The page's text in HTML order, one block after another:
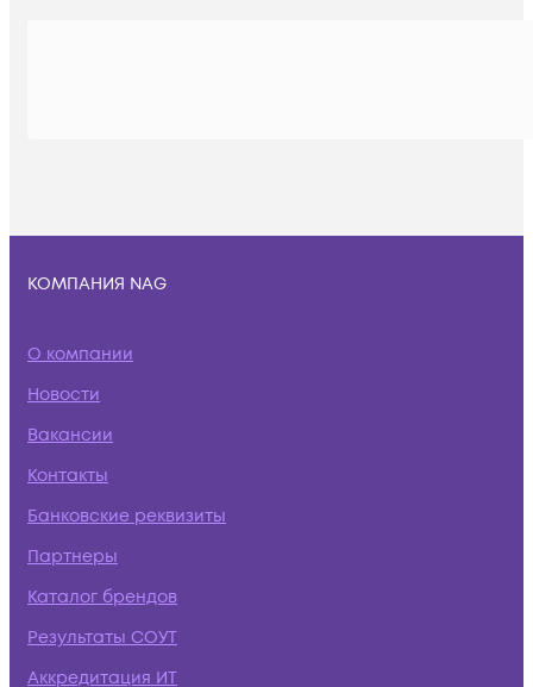
КОМПАНИЯ NAG
О компании
Новости
Вакансии
Контакты
Банковские реквизиты
Партнеры
Каталог брендов
Результаты СОУТ
Аккредитация ИТ